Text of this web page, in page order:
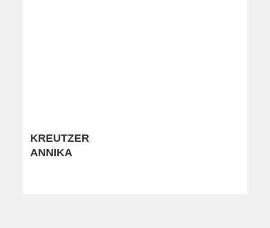
KREUTZER
ANNIKA